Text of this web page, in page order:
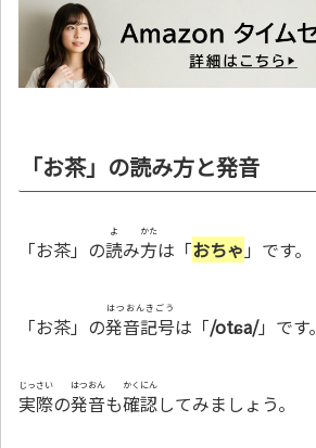
「お茶」の読み方と発音
「お茶」の読
よ
み方
かた
は「おちゃ 」です。
「お茶」の発音記号
はつおんきごう
は「/otɕa/」です。
実際
じっさい
の発音
はつおん
も確認
かくにん
してみましょう。